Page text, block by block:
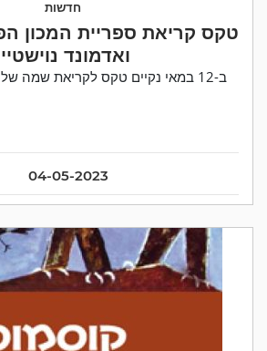
04-05-2023
חדשות
טקס קריאת ספריית המכון
ואדמונד
ב-12 במאי נקיים טקס לקריאת שמה של ספריית המכו�...